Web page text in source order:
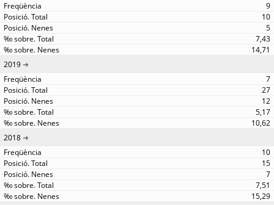
9
10
5
7,43
14,71
2019
7
27
12
5,17
10,62
2018
10
15
7
7,51
15,29